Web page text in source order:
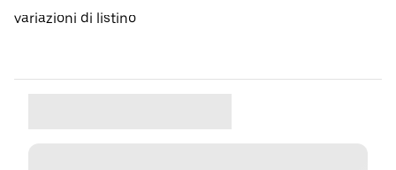
variazioni di listino